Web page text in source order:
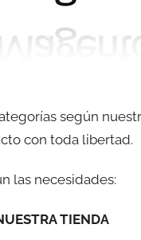
según
con toda libertad.
las necesidades:
TIENDA